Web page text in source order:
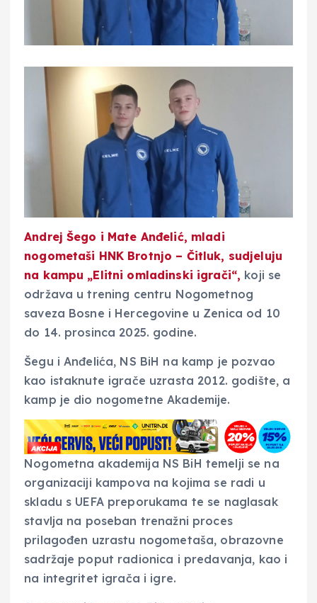
Andrej Šego i Mate Anđelić, mladi
nogometaši HNK Brotnjo – Čitluk, sudjeluju
na kampu „Elitni omladinski igrači“, koji se
održava u trening centru Nogometnog
saveza Bosne i Hercegovine u Zenica od 10
do 14. prosinca 2025. godine.
Šegu i Anđelića, NS BiH na kamp je pozvao
kao istaknute igrače uzrasta 2012. godište, a
kamp je dio nogometne Akademije.
Nogometna akademija NS BiH temelji se na
organizaciji kampova na kojima se radi u
skladu s UEFA preporukama te se naglasak
stavlja na poseban trenažni proces
prilagođen uzrastu nogometaša, obrazovne
sadržaje poput radionica i predavanja, kao i
na integritet igrača i igre.